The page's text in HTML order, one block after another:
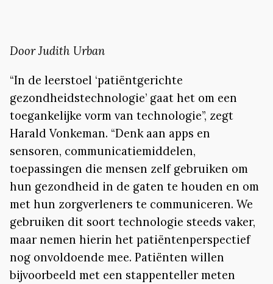
Door Judith Urban
“In de leerstoel ‘patiëntgerichte
gezondheidstechnologie’ gaat het om een
toegankelijke vorm van technologie”, zegt
Harald Vonkeman. “Denk aan apps en
sensoren, communicatiemiddelen,
toepassingen die mensen zelf gebruiken om
hun gezondheid in de gaten te houden en om
met hun zorgverleners te communiceren. We
gebruiken dit soort technologie steeds vaker,
maar nemen hierin het patiëntenperspectief
nog onvoldoende mee. Patiënten willen
bijvoorbeeld met een stappenteller meten